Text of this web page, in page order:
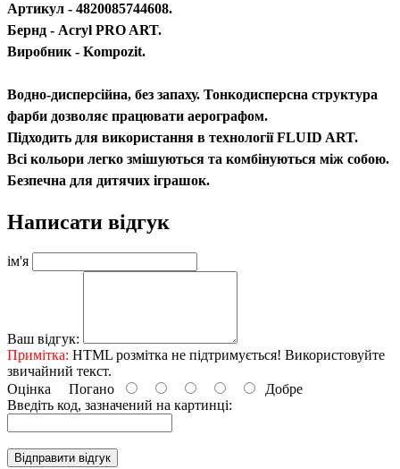
Артикул - 4820085744608.
Бернд - Acryl PRO ART.
Виробник - Kompozit.
Водно-дисперсійна, без запаху. Тонкодисперсна структура
фарби дозволяє працювати аерографом.
Підходить для використання в технології FLUID ART.
Всі кольори легко змішуються та комбінуються між собою.
Безпечна для дитячих іграшок.
Написати відгук
ім'я
Ваш відгук:
Примітка: HTML розмітка не підтримується! Використовуйте
звичайний текст.
Оцінка Погано
Добре
Введіть код, зазначений на картинці:
Відправити відгук